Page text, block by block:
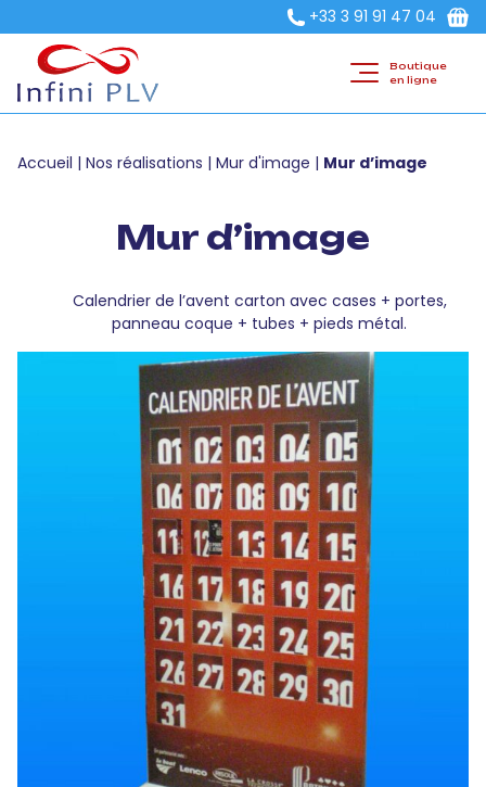
+33 3 91 91 47 04
Boutique
en ligne
Accueil | Nos réalisations | Mur d'image | Mur d’image
Mur d’image
Calendrier de l’avent carton avec cases + portes,
panneau coque + tubes + pieds métal.